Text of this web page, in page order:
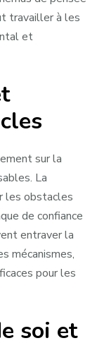
travailler à les
et
sur la
La
les obstacles
de confiance
entraver la
mécanismes,
pour les
soi et